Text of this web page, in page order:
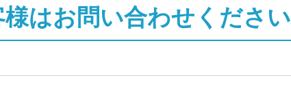
はお問い合わせください